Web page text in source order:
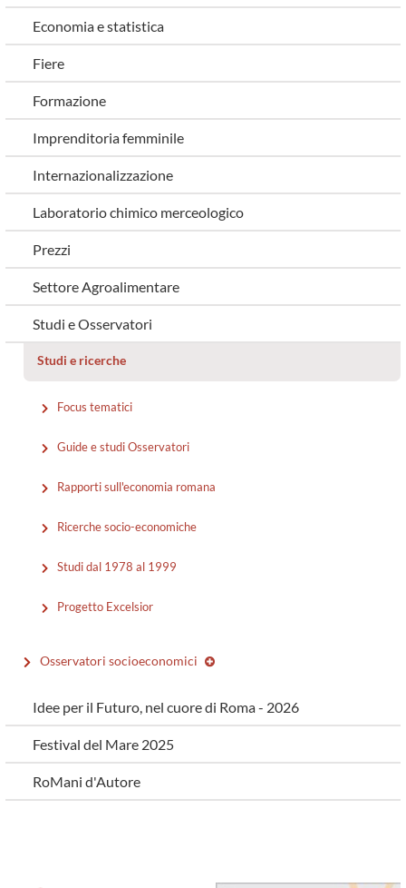
Economia e statistica
Fiere
Formazione
Imprenditoria femminile
Internazionalizzazione
Laboratorio chimico merceologico
Prezzi
Settore Agroalimentare
Studi e Osservatori
Studi e ricerche
Focus tematici
Guide e studi Osservatori
Rapporti sull'economia romana
Ricerche socio-economiche
Studi dal 1978 al 1999
Progetto Excelsior
Osservatori socioeconomici
Idee per il Futuro, nel cuore di Roma - 2026
Festival del Mare 2025
RoMani d'Autore